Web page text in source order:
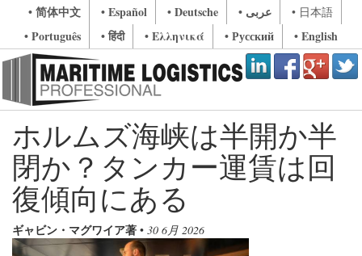
• 简体中文 • Español • Deutsche • عربى • 日本語
• Português • हिंदी • Ελληνικά • Русский • English
ホルムズ海峡は半開か半
閉か？タンカー運賃は回
復傾向にある
ギャビン・マグワイア著 • 30 6月 2026